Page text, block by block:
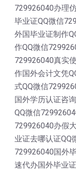
729926040办理
毕业证QQ微信
外国毕业证制作
作QQ微信
729926040真实
作国外会计文凭
式QQ微信
国外学历认证咨
QQ微信
729926040办假
业证去哪认证QQ
729926040国外
速代办国外毕业